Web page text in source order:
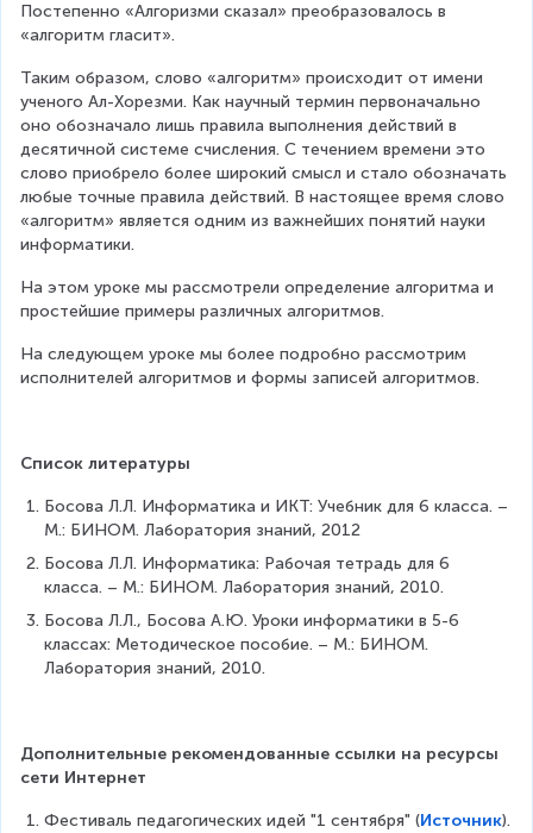
Постепенно «Алгоризми сказал» преобразовалось в
«алгоритм гласит».
Таким образом, слово «алгоритм» происходит от имени
ученого Ал-Хорезми. Как научный термин первоначально
оно обозначало лишь правила выполнения действий в
десятичной системе счисления. С течением времени это
слово приобрело более широкий смысл и стало обозначать
любые точные правила действий. В настоящее время слово
«алгоритм» является одним из важнейших понятий науки
информатики.
На этом уроке мы рассмотрели определение алгоритма и
простейшие примеры различных алгоритмов.
На следующем уроке мы более подробно рассмотрим
исполнителей алгоритмов и формы записей алгоритмов.
Список литературы
Босова Л.Л. Информатика и ИКТ: Учебник для 6 класса. –
М.: БИНОМ. Лаборатория знаний, 2012
Босова Л.Л. Информатика: Рабочая тетрадь для 6
класса. – М.: БИНОМ. Лаборатория знаний, 2010.
Босова Л.Л., Босова А.Ю. Уроки информатики в 5-6
классах: Методическое пособие. – М.: БИНОМ.
Лаборатория знаний, 2010.
Дополнительные рекомендованные ссылки на ресурсы
сети Интернет
Фестиваль педагогических идей "1 сентября" (Источник).